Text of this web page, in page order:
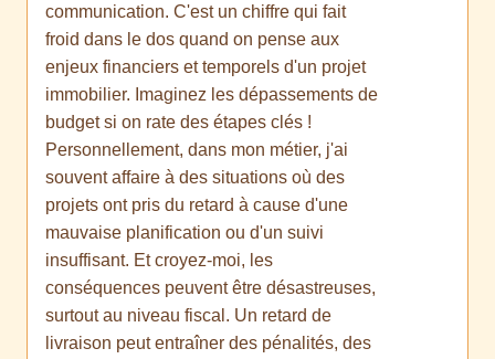
communication. C'est un chiffre qui fait
froid dans le dos quand on pense aux
enjeux financiers et temporels d'un projet
immobilier. Imaginez les dépassements de
budget si on rate des étapes clés !
Personnellement, dans mon métier, j'ai
souvent affaire à des situations où des
projets ont pris du retard à cause d'une
mauvaise planification ou d'un suivi
insuffisant. Et croyez-moi, les
conséquences peuvent être désastreuses,
surtout au niveau fiscal. Un retard de
livraison peut entraîner des pénalités, des